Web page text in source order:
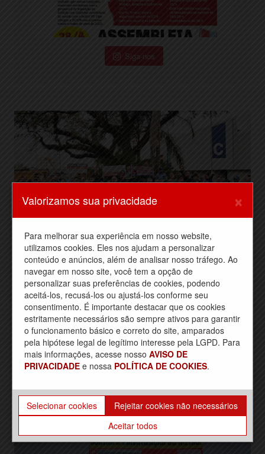
Siga-nos
Dia de Luta: em apoio a GREVE dos
trabalhadores da CPTM – Linhas
6º Rock nos Trilhos – 25/07/2026
Valorizamos sua privacidade ×
Para melhorar sua experiência em nosso website,
utilizamos cookies. Eles nos ajudam a personalizar
conteúdo e anúncios, além de analisar nosso tráfego. Ao
navegar em nosso site, você tem a opção de
personalizar suas preferências de cookies, podendo
aceitá-los, recusá-los ou ajustá-los conforme seu
consentimento. É importante destacar que os cookies
estritamente necessários são sempre ativos para garantir
o funcionamento básico e correto do site, amparados
pela hipótese legal de legítimo interesse pela LGPD. Para
mais informações, acesse nosso AVISO DE
PRIVACIDADE e nossa POLÍTICA DE COOKIES.
Selecionar cookies
Rejeitar cookies não necessários
Aceitar todos